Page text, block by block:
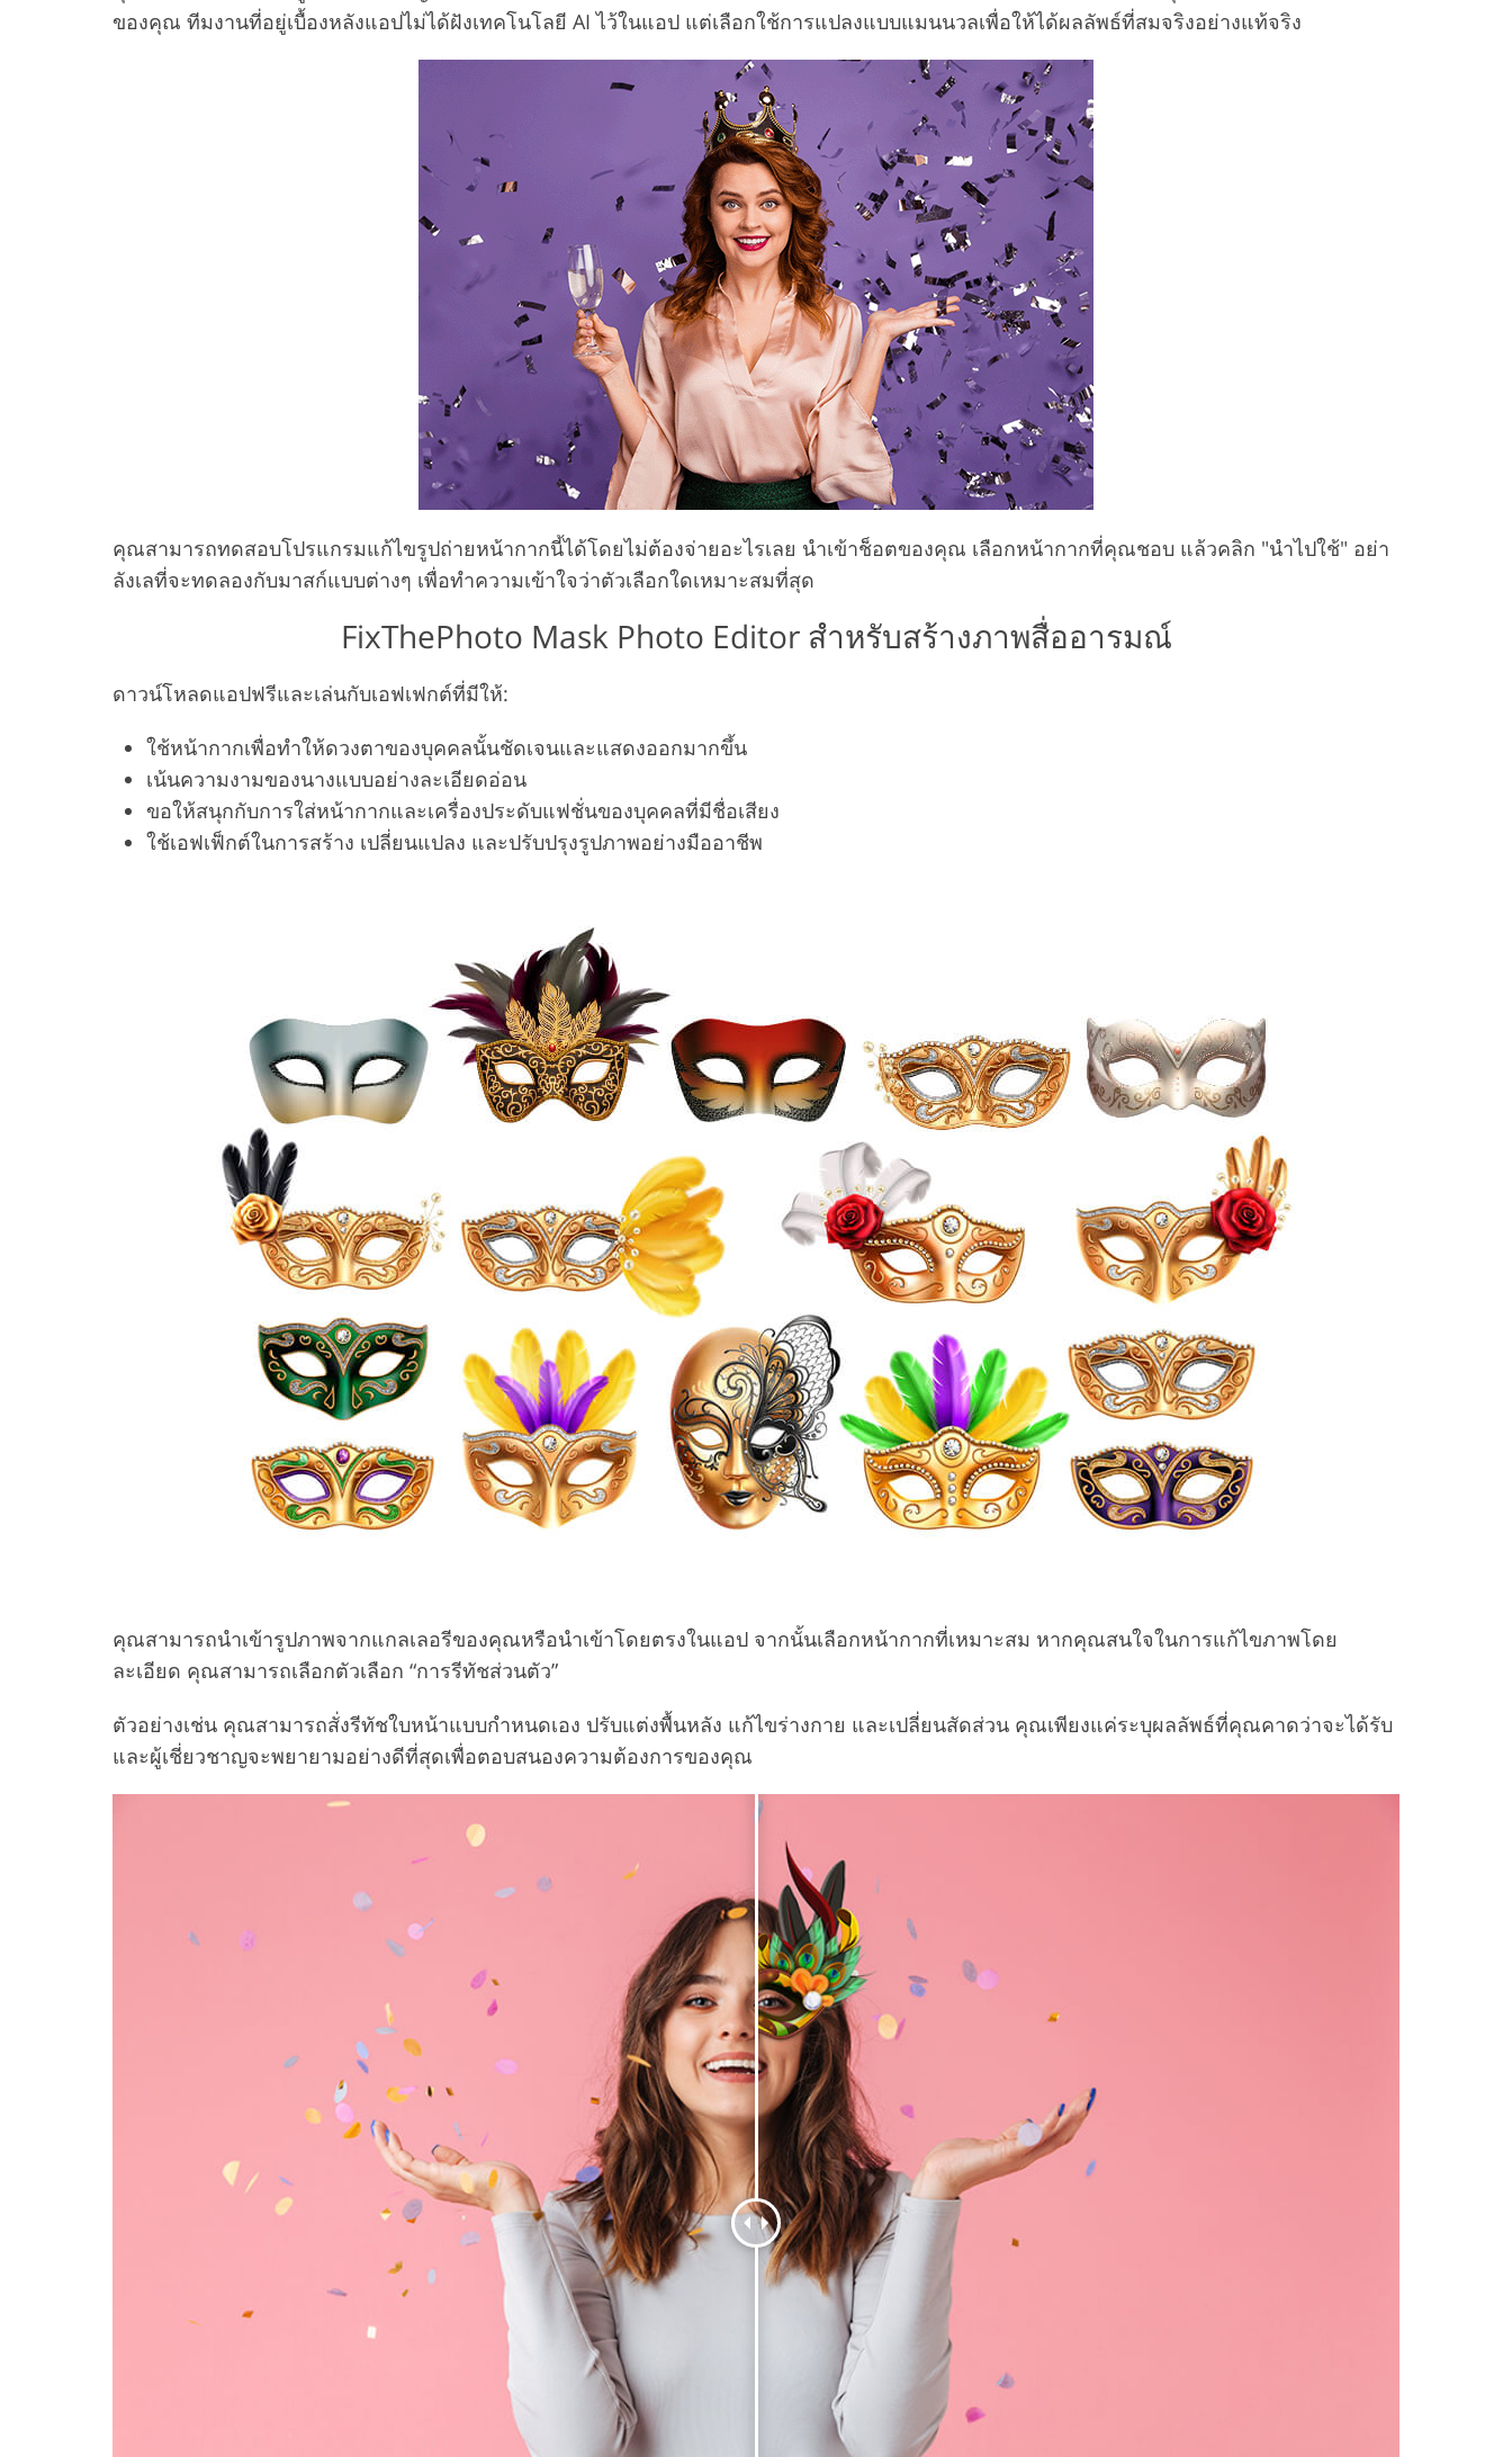
ของคุณ ทีมงานที่อยู่เบื้องหลังแอปไม่ได้ฝังเทคโนโลยี AI ไว้ในแอป แต่เลือกใช้การแปลงแบบแมนนวลเพื่อให้ได้ผลลัพธ์ที่สมจริงอย่างแท้จริง
คุณสามารถทดสอบโปรแกรมแก้ไขรูปถ่ายหน้ากากนี้ได้โดยไม่ต้องจ่ายอะไรเลย นำเข้าช็อตของคุณ เลือกหน้ากากที่คุณชอบ แล้วคลิก "นำไปใช้" อย่า
ลังเลที่จะทดลองกับมาสก์แบบต่างๆ เพื่อทำความเข้าใจว่าตัวเลือกใดเหมาะสมที่สุด
FixThePhoto Mask Photo Editor สำหรับสร้างภาพสื่ออารมณ์
ดาวน์โหลดแอปฟรีและเล่นกับเอฟเฟกต์ที่มีให้:
ใช้หน้ากากเพื่อทำให้ดวงตาของบุคคลนั้นชัดเจนและแสดงออกมากขึ้น
เน้นความงามของนางแบบอย่างละเอียดอ่อน
ขอให้สนุกกับการใส่หน้ากากและเครื่องประดับแฟชั่นของบุคคลที่มีชื่อเสียง
ใช้เอฟเฟ็กต์ในการสร้าง เปลี่ยนแปลง และปรับปรุงรูปภาพอย่างมืออาชีพ
คุณสามารถนำเข้ารูปภาพจากแกลเลอรีของคุณหรือนำเข้าโดยตรงในแอป จากนั้นเลือกหน้ากากที่เหมาะสม หากคุณสนใจในการแก้ไขภาพโดย
ละเอียด คุณสามารถเลือกตัวเลือก “การรีทัชส่วนตัว”
ตัวอย่างเช่น คุณสามารถสั่งรีทัชใบหน้าแบบกำหนดเอง ปรับแต่งพื้นหลัง แก้ไขร่างกาย และเปลี่ยนสัดส่วน คุณเพียงแค่ระบุผลลัพธ์ที่คุณคาดว่าจะได้รับ
และผู้เชี่ยวชาญจะพยายามอย่างดีที่สุดเพื่อตอบสนองความต้องการของคุณ